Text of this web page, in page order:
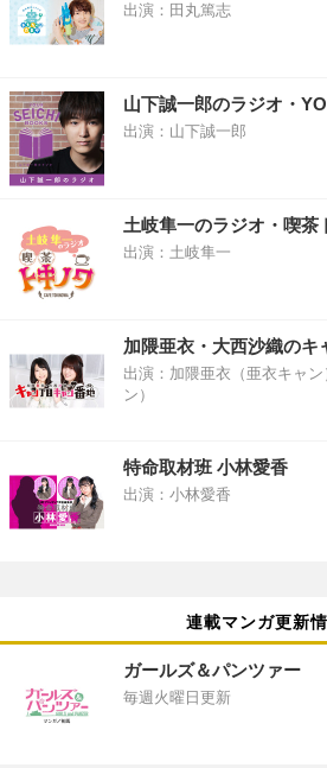
出演：田丸篤志
山下誠一郎のラジオ・
出演：山下誠一郎
土岐隼一のラジオ・喫茶
出演：土岐隼一
加隈亜衣・大西沙織のキ
出演：加隈亜衣（亜衣キャ
ン）
特命取材班 小林愛香
出演：小林愛香
連載マンガ更新
ガールズ＆パンツァー
毎週火曜日更新